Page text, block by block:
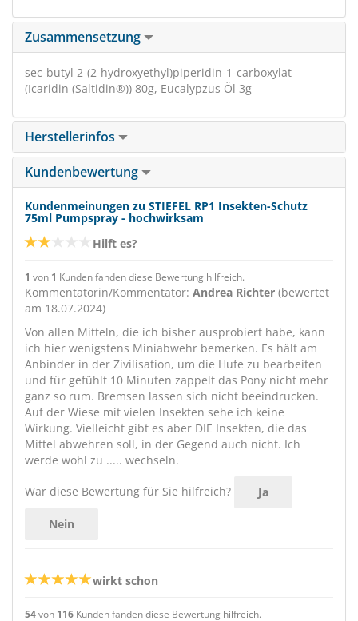
Zusammensetzung
sec-butyl 2-(2-hydroxyethyl)piperidin-1-carboxylat
(Icaridin (Saltidin®)) 80g, Eucalypzus Öl 3g
Herstellerinfos
Kundenbewertung
Kundenmeinungen zu STIEFEL RP1 Insekten-Schutz
75ml Pumpspray - hochwirksam
Hilft es?
1 von 1 Kunden fanden diese Bewertung hilfreich.
Kommentatorin/Kommentator: Andrea Richter (bewertet
am 18.07.2024)
Von allen Mitteln, die ich bisher ausprobiert habe, kann
ich hier wenigstens Miniabwehr bemerken. Es hält am
Anbinder in der Zivilisation, um die Hufe zu bearbeiten
und für gefühlt 10 Minuten zappelt das Pony nicht mehr
ganz so rum. Bremsen lassen sich nicht beeindrucken.
Auf der Wiese mit vielen Insekten sehe ich keine
Wirkung. Vielleicht gibt es aber DIE Insekten, die das
Mittel abwehren soll, in der Gegend auch nicht. Ich
werde wohl zu ..... wechseln.
War diese Bewertung für Sie hilfreich? Ja
Nein
wirkt schon
54von 116 Kunden fanden diese Bewertung hilfreich.